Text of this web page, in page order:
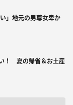
」地元の男尊女卑か
！ 夏の帰省＆お土産